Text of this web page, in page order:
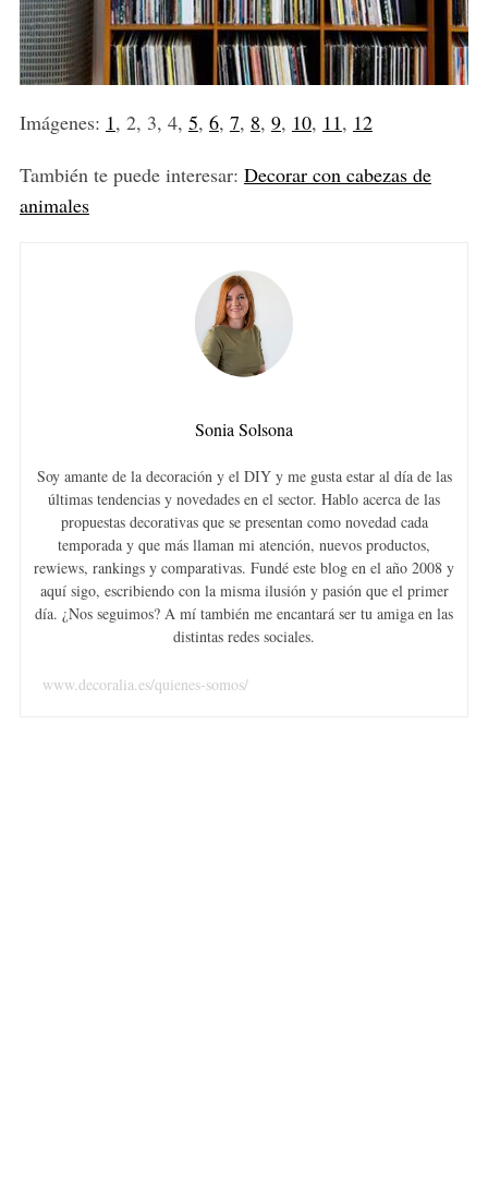
Imágenes: 1, 2, 3, 4, 5, 6, 7, 8, 9, 10, 11, 12
También te puede interesar: Decorar con cabezas de
animales
Sonia Solsona
Soy amante de la decoración y el DIY y me gusta estar al día de las
últimas tendencias y novedades en el sector. Hablo acerca de las
propuestas decorativas que se presentan como novedad cada
temporada y que más llaman mi atención, nuevos productos,
rewiews, rankings y comparativas. Fundé este blog en el año 2008 y
aquí sigo, escribiendo con la misma ilusión y pasión que el primer
día. ¿Nos seguimos? A mí también me encantará ser tu amiga en las
distintas redes sociales.
www.decoralia.es/quienes-somos/